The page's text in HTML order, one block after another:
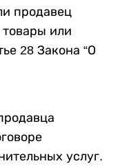
продавец
или
28 Закона “О
услуг.